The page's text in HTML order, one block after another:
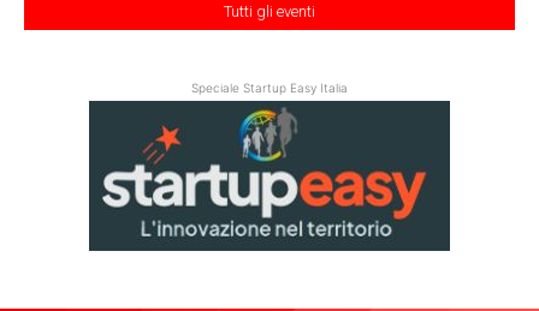
Tutti gli eventi
Speciale Startup Easy Italia